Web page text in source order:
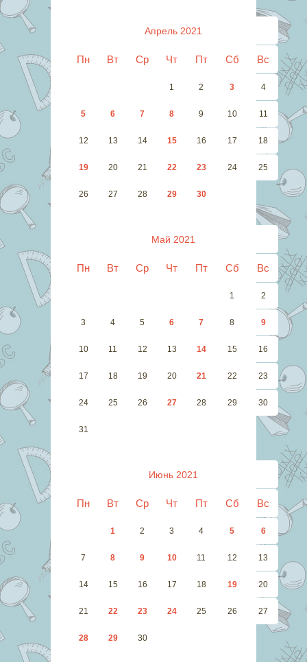
Апрель 2021
Пн Вт Ср Чт Пт Сб Вс
1 2 3 4
5 6 7 8 9 10 11
12 13 14 15 16 17 18
19 20 21 22 23 24 25
26 27 28 29 30
Май 2021
Пн Вт Ср Чт Пт Сб Вс
1 2
3 4 5 6 7 8 9
10 11 12 13 14 15 16
17 18 19 20 21 22 23
24 25 26 27 28 29 30
31
Июнь 2021
Пн Вт Ср Чт Пт Сб Вс
1 2 3 4 5 6
7 8 9 10 11 12 13
14 15 16 17 18 19 20
21 22 23 24 25 26 27
28 29 30